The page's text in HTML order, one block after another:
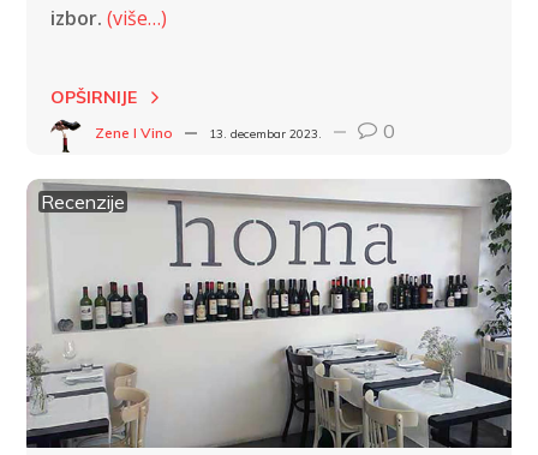
izbor. (više…)
OPŠIRNIJE
Zene I Vino 13. decembar 2023. 0
Recenzije